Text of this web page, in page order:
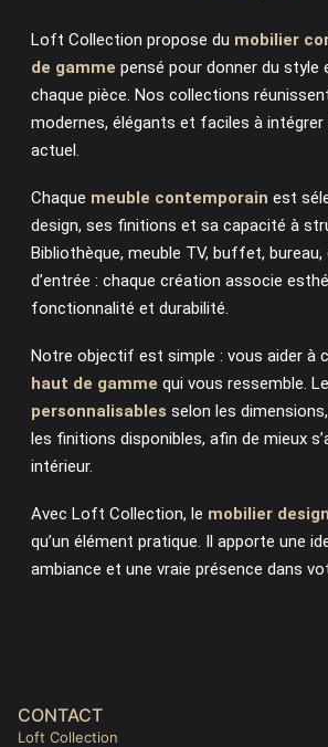
Loft Collection propose du mobilier
de gamme pensé pour donner du style
chaque pièce. Nos collections
modernes, élégants et faciles à intégrer
actuel.
Chaque meuble contemporain est
design, ses finitions et sa capacité à
Bibliothèque, meuble TV, buffet,
d’entrée : chaque création associe
fonctionnalité et durabilité.
Notre objectif est simple : vous aider à
haut de gamme qui vous ressemble.
personnalisables selon les
les finitions disponibles, afin de mieux
intérieur.
Avec Loft Collection, le mobilier design
qu’un élément pratique. Il apporte une
ambiance et une vraie présence dans
CONTACT
Loft Collection